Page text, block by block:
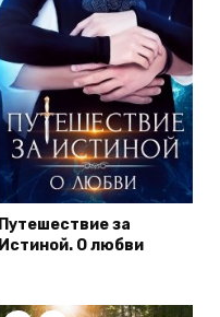
Путешествие за
Истиной. О любви